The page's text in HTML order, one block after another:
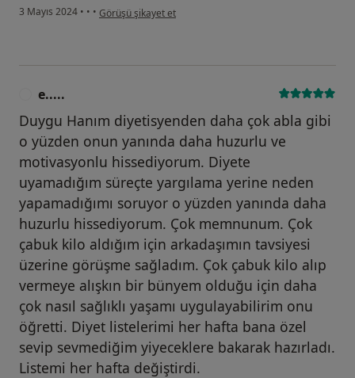
3 Mayıs 2024 • • • kullanıcının görüşüne göre ş.....
Görüşü şikayet et
e.....
Duygu Hanım diyetisyenden daha çok abla gibi
o yüzden onun yanında daha huzurlu ve
motivasyonlu hissediyorum. Diyete
uyamadığım süreçte yargılama yerine neden
yapamadığımı soruyor o yüzden yanında daha
huzurlu hissediyorum. Çok memnunum. Çok
çabuk kilo aldığım için arkadaşımın tavsiyesi
üzerine görüşme sağladım. Çok çabuk kilo alıp
vermeye alışkın bir bünyem olduğu için daha
çok nasıl sağlıklı yaşamı uygulayabilirim onu
öğretti. Diyet listelerimi her hafta bana özel
sevip sevmediğim yiyeceklere bakarak hazırladı.
Listemi her hafta değiştirdi.